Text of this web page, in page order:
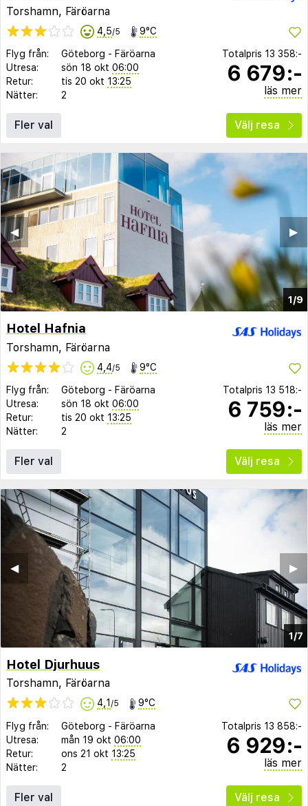
Torshamn, Färöarna
4,5/5 9°C
Flyg från: Göteborg - Färöarna
Utresa:
sön 18 okt 06:00
Retur:
tis 20 okt 13:25
Nätter:
2
Totalpris 13 358:-
6 679:-
läs mer
Fler val Välj resa
1/9
▶︎
◀︎
Hotel Hafnia
Torshamn, Färöarna
4,4/5 9°C
Flyg från: Göteborg - Färöarna
Utresa:
sön 18 okt 06:00
Retur:
tis 20 okt 13:25
Nätter:
2
Totalpris 13 518:-
6 759:-
läs mer
Fler val Välj resa
1/7
▶︎
◀︎
Hotel Djurhuus
Torshamn, Färöarna
4,1 /5 9°C
Flyg från: Göteborg - Färöarna
Utresa:
mån 19 okt 06:00
Retur:
ons 21 okt 13:25
Nätter:
2
Totalpris 13 858:-
6 929:-
läs mer
Fler val Välj resa